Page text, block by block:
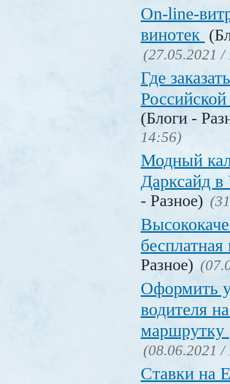
On-line-
винотек
(27.05.2021 /
Где
(Блоги -
14:56)
Модный
Дарксайд в
- Разное)
Разное)
Оформить
водителя
маршрутку
(08.06.2021 /
Ставки на